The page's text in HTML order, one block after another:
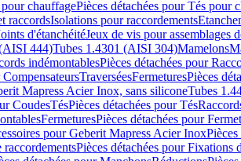
chauffagePièces détachées pour Tés pour
raccordsIsolations pour raccordements
d'étanchéitéJeux de vis pour assemblages
444)Tubes 1.4301 (AISI 304)Mamelons
indémontablesPièces détachées pour
TraverséesFermeturesPièces
Mapress Acier Inox, sans siliconeTubes
CoudesTésPièces détachées pour Tés
FermeturesPièces détachées pour
pour Geberit Mapress Acier Inox
raccordementsPièces détachées pour Fixations